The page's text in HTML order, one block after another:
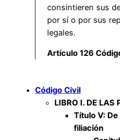
consintieren sus
por sí o por sus
legales.
Artículo 126
Código Civil
LIBRO I. DE LAS
Título V:
filiación